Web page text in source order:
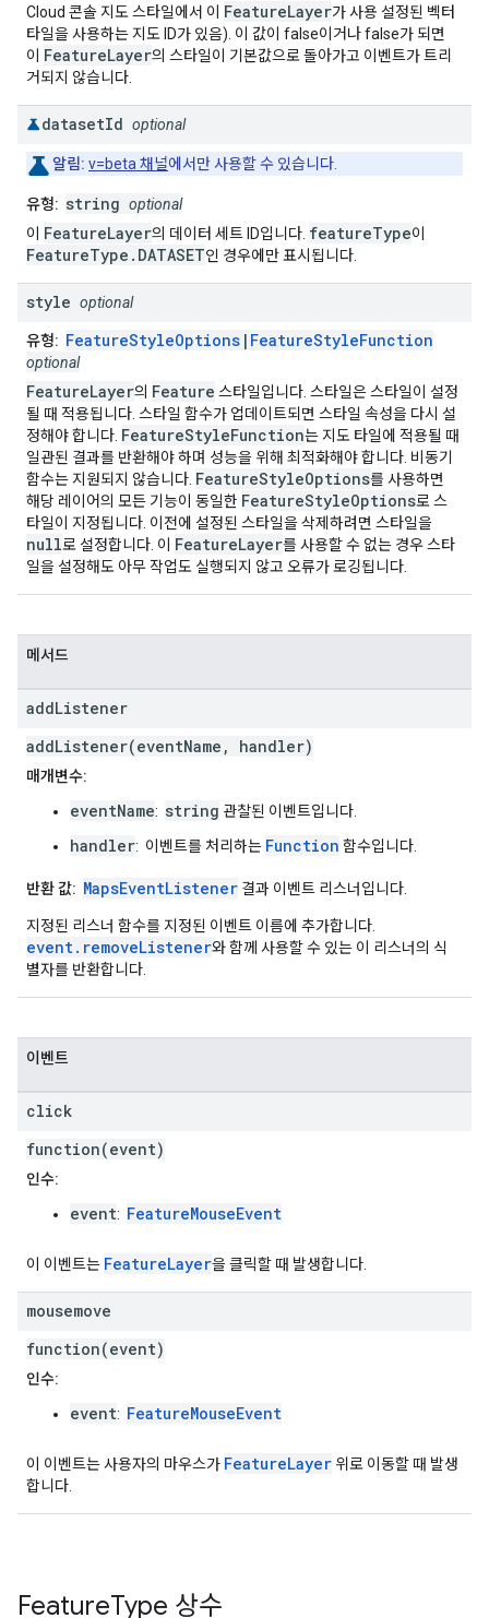
Cloud 콘솔 지도 스타일에서 이 FeatureLayer가 사용 설정된 벡터
타일을 사용하는 지도 ID가 있음). 이 값이 false이거나 false가 되면
이 FeatureLayer의 스타일이 기본값으로 돌아가고 이벤트가 트리
거되지 않습니다.
datasetId optional
알림: v=beta 채널에서만 사용할 수 있습니다.
유형: string optional
이 FeatureLayer의 데이터 세트 ID입니다. featureType이
FeatureType.DATASET인 경우에만 표시됩니다.
style optional
유형: FeatureStyleOptions | FeatureStyleFunction
optional
FeatureLayer의 Feature 스타일입니다. 스타일은 스타일이 설정
될 때 적용됩니다. 스타일 함수가 업데이트되면 스타일 속성을 다시 설
정해야 합니다. FeatureStyleFunction는 지도 타일에 적용될 때
일관된 결과를 반환해야 하며 성능을 위해 최적화해야 합니다. 비동기
함수는 지원되지 않습니다. FeatureStyleOptions를 사용하면
해당 레이어의 모든 기능이 동일한 FeatureStyleOptions로 스
타일이 지정됩니다. 이전에 설정된 스타일을 삭제하려면 스타일을
null로 설정합니다. 이 FeatureLayer를 사용할 수 없는 경우 스타
일을 설정해도 아무 작업도 실행되지 않고 오류가 로깅됩니다.
메서드
addListener
addListener(eventName, handler)
매개변수:
eventName: string 관찰된 이벤트입니다.
handler: 이벤트를 처리하는 Function 함수입니다.
반환 값: MapsEventListener 결과 이벤트 리스너입니다.
지정된 리스너 함수를 지정된 이벤트 이름에 추가합니다.
event.removeListener와 함께 사용할 수 있는 이 리스너의 식
별자를 반환합니다.
이벤트
click
function(event)
인수:
event: FeatureMouseEvent
이 이벤트는 FeatureLayer을 클릭할 때 발생합니다.
mousemove
function(event)
인수:
event: FeatureMouseEvent
이 이벤트는 사용자의 마우스가 FeatureLayer 위로 이동할 때 발생
합니다.
FeatureType 상수